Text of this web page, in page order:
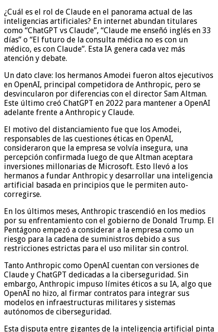
¿Cuál es el rol de Claude en el panorama actual de las
inteligencias artificiales? En internet abundan titulares
como “ChatGPT vs Claude”, “Claude me enseñó inglés en 33
días” o “El futuro de la consulta médica no es con un
médico, es con Claude”. Esta IA genera cada vez más
atención y debate.
Un dato clave: los hermanos Amodei fueron altos ejecutivos
en OpenAI, principal competidora de Anthropic, pero se
desvincularon por diferencias con el director Sam Altman.
Este último creó ChatGPT en 2022 para mantener a OpenAI
adelante frente a Anthropic y Claude.
El motivo del distanciamiento fue que los Amodei,
responsables de las cuestiones éticas en OpenAI,
consideraron que la empresa se volvía insegura, una
percepción confirmada luego de que Altman aceptara
inversiones millonarias de Microsoft. Esto llevó a los
hermanos a fundar Anthropic y desarrollar una inteligencia
artificial basada en principios que le permiten auto-
corregirse.
En los últimos meses, Anthropic trascendió en los medios
por su enfrentamiento con el gobierno de Donald Trump. El
Pentágono empezó a considerar a la empresa como un
riesgo para la cadena de suministros debido a sus
restricciones estrictas para el uso militar sin control.
Tanto Anthropic como OpenAI cuentan con versiones de
Claude y ChatGPT dedicadas a la ciberseguridad. Sin
embargo, Anthropic impuso límites éticos a su IA, algo que
OpenAI no hizo, al firmar contratos para integrar sus
modelos en infraestructuras militares y sistemas
autónomos de ciberseguridad.
Esta disputa entre gigantes de la inteligencia artificial pinta